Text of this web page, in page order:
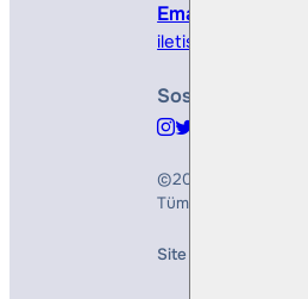
Email
Sosyal Medya
©2026
Tüm Hakları Saklıdır
Site Creation &